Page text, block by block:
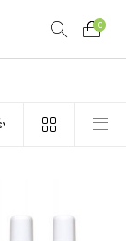
0